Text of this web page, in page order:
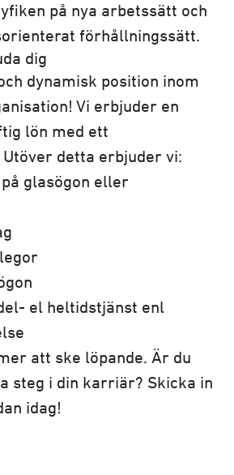
på nya arbetssätt och
förhållningssätt.
dig
dynamisk position inom
Vi erbjuder en
lön med ett
detta erbjuder vi:
glasögon eller
el heltidstjänst enl
att ske löpande. Är du
steg i din karriär? Skicka in
idag!